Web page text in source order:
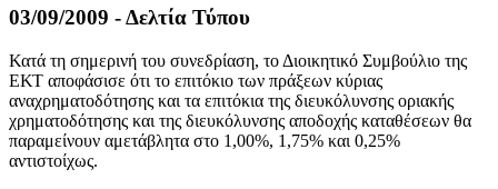
03/09/2009 - Δελτία Τύπου
Κατά τη σημερινή του συνεδρίαση, το Διοικητικό Συμβούλιο της
ΕΚΤ αποφάσισε ότι το επιτόκιο των πράξεων κύριας
αναχρηματοδότησης και τα επιτόκια της διευκόλυνσης οριακής
χρηματοδότησης και της διευκόλυνσης αποδοχής καταθέσεων θα
παραμείνουν αμετάβλητα στο 1,00%, 1,75% και 0,25%
αντιστοίχως.